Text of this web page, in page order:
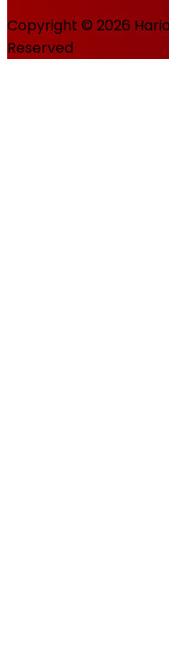
Copyright © 2026
Reserved